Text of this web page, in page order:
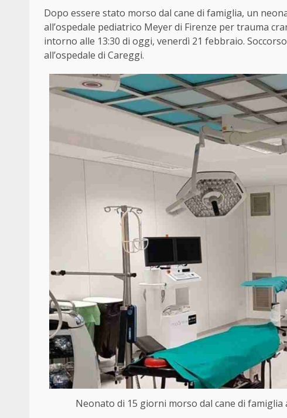
Dopo essere stato morso dal cane di famiglia, un
all’ospedale pediatrico Meyer di Firenze per trauma
intorno alle 13:30 di oggi, venerdì 21 febbraio.
all’ospedale di Careggi.
Neonato di 15 giorni morso dal cane di